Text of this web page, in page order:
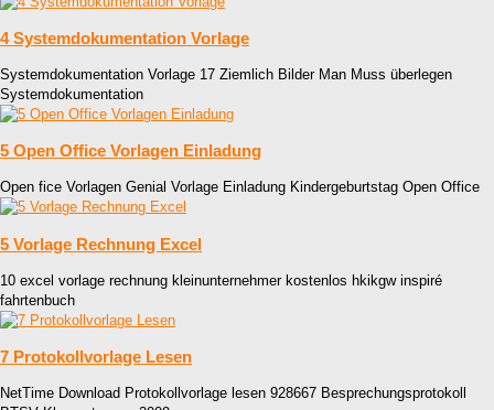
4 Systemdokumentation Vorlage
Systemdokumentation Vorlage 17 Ziemlich Bilder Man Muss überlegen
Systemdokumentation
5 Open Office Vorlagen Einladung
Open fice Vorlagen Genial Vorlage Einladung Kindergeburtstag Open Office
5 Vorlage Rechnung Excel
10 excel vorlage rechnung kleinunternehmer kostenlos hkikgw inspiré
fahrtenbuch
7 Protokollvorlage Lesen
NetTime Download Protokollvorlage lesen 928667 Besprechungsprotokoll